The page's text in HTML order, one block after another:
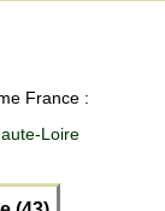
France :
Loire